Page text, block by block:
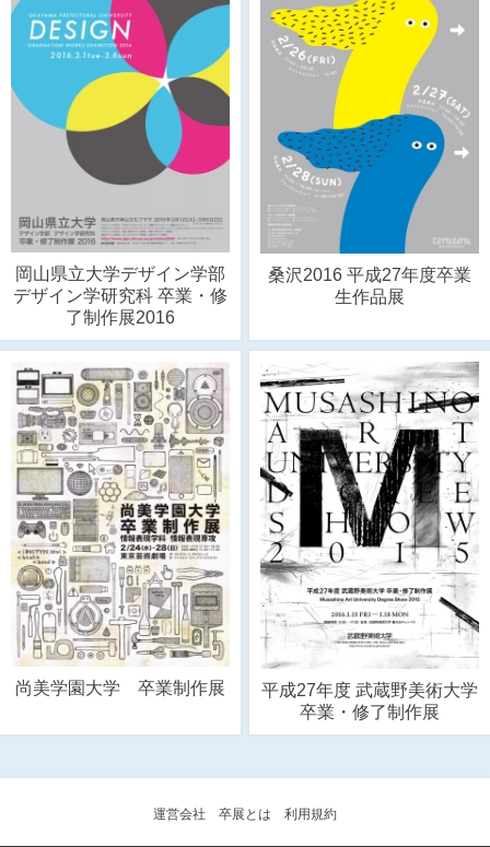
岡山県立大学デザイン学部
デザイン学研究科 卒業・修
了制作展2016
桑沢2016 平成27年度卒業
生作品展
尚美学園大学 卒業制作展
平成27年度 武蔵野美術大学
卒業・修了制作展
運営会社 卒展とは 利用規約